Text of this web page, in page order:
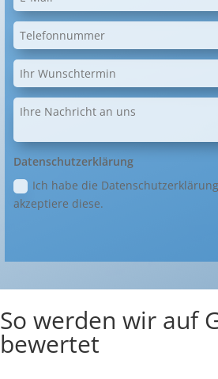
Datenschutzerklärung
Ich habe die
akzeptiere diese.
So werden wir auf
bewertet